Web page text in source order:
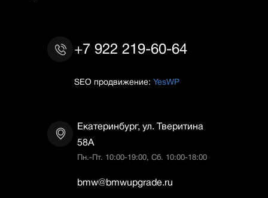
+7 922 219-60-64
SEO продвижение: YesWP
Екатеринбург, ул. Тверитина
58А
Пн.-Пт. 10:00-19:00, Сб. 10:00-18:00
bmw@bmwupgrade.ru